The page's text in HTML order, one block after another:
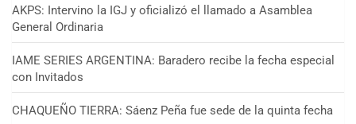
AKPS: Intervino la IGJ y oficializó el llamado a Asamblea
General Ordinaria
IAME SERIES ARGENTINA: Baradero recibe la fecha especial
con Invitados
CHAQUEÑO TIERRA: Sáenz Peña fue sede de la quinta fecha